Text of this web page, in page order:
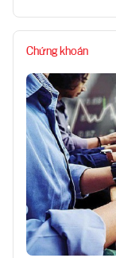
Chứng khoán